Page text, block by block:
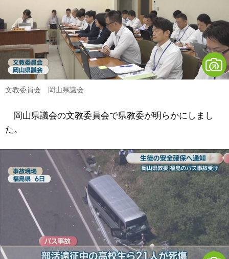
文教委員会 岡山県議会
岡山県議会の文教委員会で県教委が明らかにしまし
た。